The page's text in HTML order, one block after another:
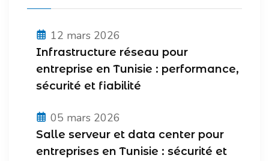
12 mars 2026
Infrastructure réseau pour
entreprise en Tunisie : performance,
sécurité et fiabilité
05 mars 2026
Salle serveur et data center pour
entreprises en Tunisie : sécurité et